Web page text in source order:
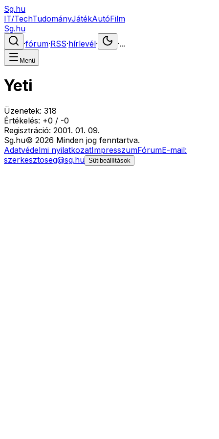
Sg.hu
IT/TechTudományJátékAutóFilm
Sg.hu
·fórum·RSS·hírlevél· ·...
Menü
Yeti
Üzenetek: 318
Értékelés: +0 / -0
Regisztráció: 2001. 01. 09.
Sg.hu© 2026 Minden jog fenntartva.
Adatvédelmi nyilatkozatImpresszumFórumE-mail:
szerkesztoseg@sg.hu Sütibeállítások